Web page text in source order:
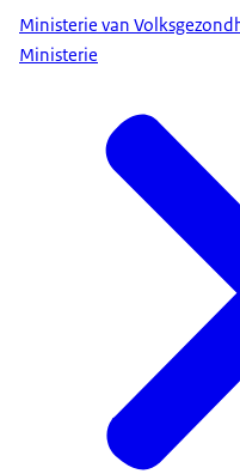
Ministerie van
Ministerie